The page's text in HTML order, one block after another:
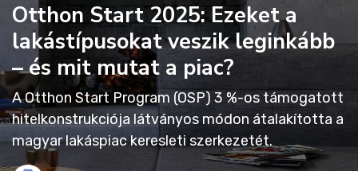
Otthon Start 2025: Ezeket a
lakástípusokat veszik leginkább
– és mit mutat a piac?
A Otthon Start Program (OSP) 3 %-os támogatott
hitelkonstrukciója látványos módon átalakította a
magyar lakáspiac keresleti szerkezetét.